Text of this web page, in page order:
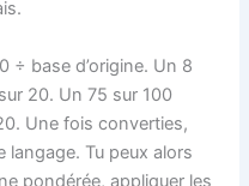
÷ base d’origine. Un 8
20. Un 75 sur 100
Une fois converties,
Tu peux alors
pondérée, appliquer les